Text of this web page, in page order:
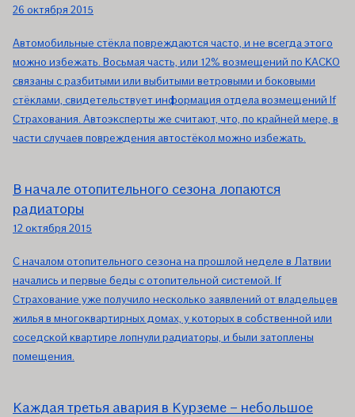
26 октября 2015
Автомобильные стёкла повреждаются часто, и не всегда этого
можно избежать. Восьмая часть, или 12% возмещений по КАСКО
связаны с разбитыми или выбитыми ветровыми и боковыми
стёклами, свидетельствует информация отдела возмещений If
Страхования. Автоэксперты же считают, что, по крайней мере, в
части случаев повреждения автостёкол можно избежать.
В начале отопительного сезона лопаются
радиаторы
12 октября 2015
С началом отопительного сезона на прошлой неделе в Латвии
начались и первые беды с отопительной системой. If
Страхование уже получило несколько заявлений от владельцев
жилья в многоквартирных домах, у которых в собственной или
соседской квартире лопнули радиаторы, и были затоплены
помещения.
Каждая третья авария в Курземе – небольшое